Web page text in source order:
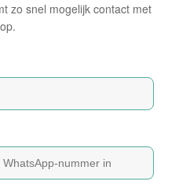
zo snel mogelijk contact met